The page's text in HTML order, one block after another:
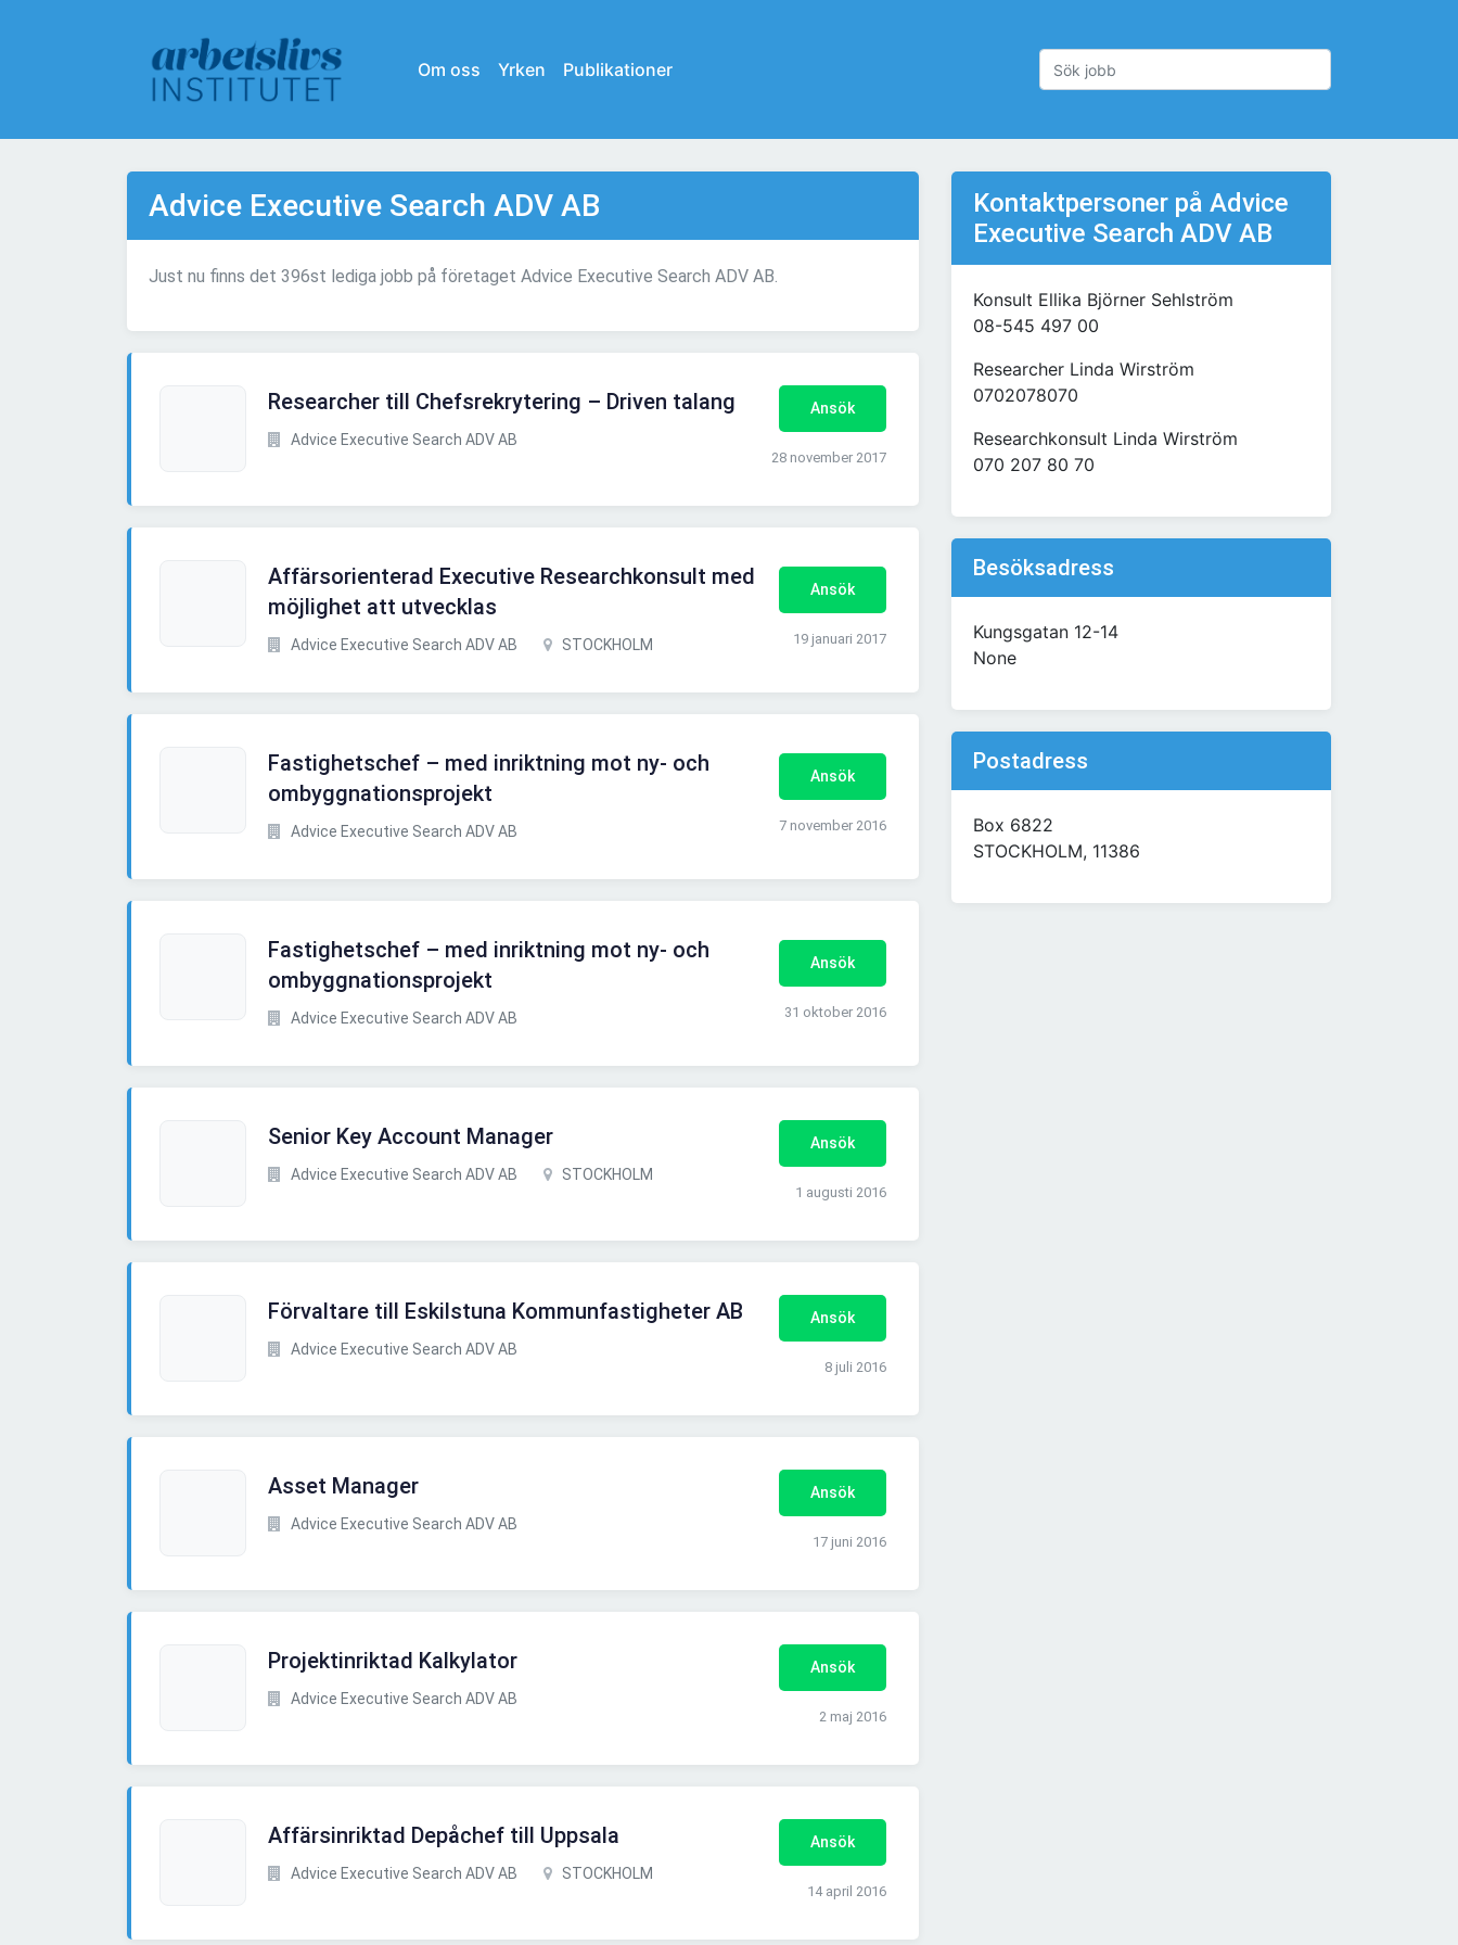
Om oss Yrken Publikationer
Advice Executive Search ADV AB
Just nu finns det 396st lediga jobb på företaget Advice Executive Search ADV AB.
Researcher till Chefsrekrytering – Driven talang
Advice Executive Search ADV AB
Ansök
28 november 2017
Affärsorienterad Executive Researchkonsult med
möjlighet att utvecklas
Advice Executive Search ADV AB STOCKHOLM
Ansök
19 januari 2017
Fastighetschef – med inriktning mot ny- och
ombyggnationsprojekt
Advice Executive Search ADV AB
Ansök
7 november 2016
Fastighetschef – med inriktning mot ny- och
ombyggnationsprojekt
Advice Executive Search ADV AB
Ansök
31 oktober 2016
Senior Key Account Manager
Advice Executive Search ADV AB STOCKHOLM
Ansök
1 augusti 2016
Förvaltare till Eskilstuna Kommunfastigheter AB
Advice Executive Search ADV AB
Ansök
8 juli 2016
Asset Manager
Advice Executive Search ADV AB
Ansök
17 juni 2016
Projektinriktad Kalkylator
Advice Executive Search ADV AB
Ansök
2 maj 2016
Affärsinriktad Depåchef till Uppsala
Advice Executive Search ADV AB STOCKHOLM
Ansök
14 april 2016
Kontaktpersoner på Advice
Executive Search ADV AB
Konsult Ellika Björner Sehlström
08-545 497 00
Researcher Linda Wirström
0702078070
Researchkonsult Linda Wirström
070 207 80 70
Besöksadress
Kungsgatan 12-14
None
Postadress
Box 6822
STOCKHOLM, 11386